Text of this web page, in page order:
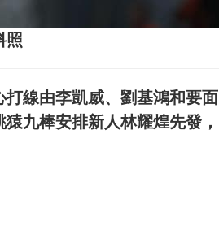
照
線由李凱威、劉基鴻和要面
九棒安排新人林耀煌先發，